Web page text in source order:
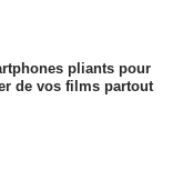
pliants pour
de vos films partout